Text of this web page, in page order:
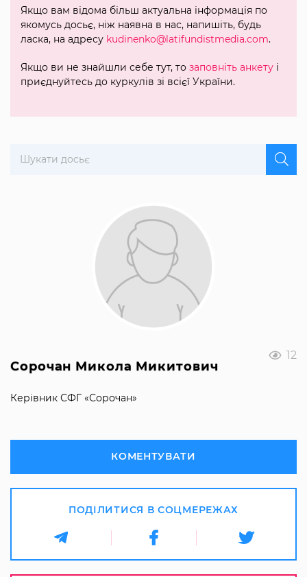
12
Сорочан Микола Микитович
Керівник СФГ «Сорочан»
КОМЕНТУВАТИ
ПОДІЛИТИСЯ В СОЦМЕРЕЖАХ
Якщо вам відома більш актуальна інформація по
якомусь досьє, ніж наявна в нас, напишіть, будь
ласка, на адресу kudinenko@latifundistmedia.com.
Якщо ви не знайшли себе тут, то заповніть анкету і
приєднуйтесь до куркулів зі всієї України.